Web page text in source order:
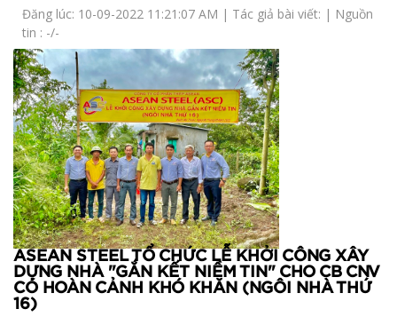
Đăng lúc: 10-09-2022 11:21:07 AM | Tác giả bài viết: | Nguồn
tin : -/-
ASEAN STEEL TỔ CHỨC LỄ KHỞI CÔNG XÂY
DỰNG NHÀ "GẮN KẾT NIỀM TIN" CHO CB CNV
CÓ HOÀN CẢNH KHÓ KHĂN (NGÔI NHÀ THỨ
16)